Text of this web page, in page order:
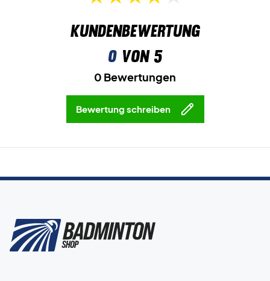
Kundenbewertung
0von 5
0 Bewertungen
Bewertung schreiben